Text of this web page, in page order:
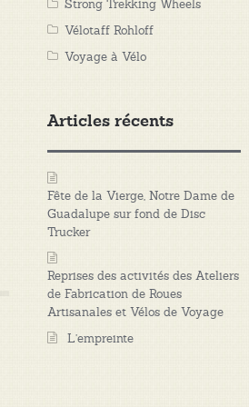
Strong Trekking Wheels
Vélotaff Rohloff
Voyage à Vélo
Articles récents
Fête de la Vierge, Notre Dame de
Guadalupe sur fond de Disc
Trucker
Reprises des activités des Ateliers
de Fabrication de Roues
Artisanales et Vélos de Voyage
L’empreinte